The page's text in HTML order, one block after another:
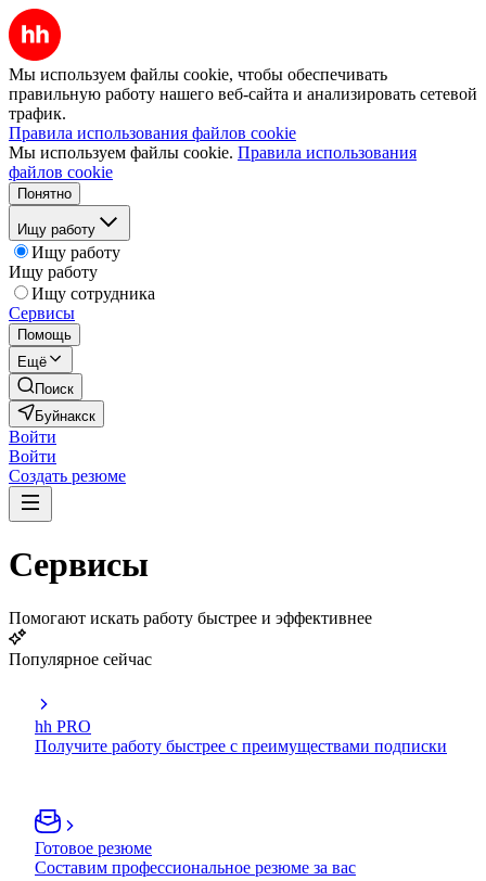
Мы используем файлы cookie, чтобы обеспечивать
правильную работу нашего веб-сайта и анализировать сетевой
трафик.
Правила использования файлов cookie
Мы используем файлы cookie. Правила использования
файлов cookie
Понятно
Ищу работу
Ищу работу
Ищу работу
Ищу сотрудника
Сервисы
Помощь
Ещё
Поиск
Буйнакск
Войти
Войти
Создать резюме
Сервисы
Помогают искать работу быстрее и эффективнее
Популярное сейчас
hh PRO
Получите работу быстрее с преимуществами подписки
Готовое резюме
Составим профессиональное резюме за вас